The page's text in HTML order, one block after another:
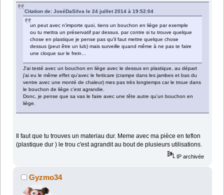
Citation de: JoséDaSilva le 24 juillet 2014 à 19:52:04
un peut avec n'importe quoi, tiens un bouchon en liège par exemple
ou tu mettra un préservatif par dessus. par contre si tu trouve quelque
chose en plastique je pense pas qu'il faut mettre quelque chose
dessus (peut être un lub) mais surveille quand même à ne pas te faire
une cloque sur le frein...
J'ai testé avec un bouchon en liège avec le dessus en plastique, au départ
j'ai eu le même effet qu'avec le ferticare (crampe dans les jambes et bas du
ventre avec une monté de chaleur) mes pas très longtemps car le troue dans
le bouchon de liège c'est agrandie.
Donc, je pense que sa vas le faire avec une tête autre qu'un bouchon en
liège.
Il faut que tu trouves un materiau dur. Meme avec ma pièce en teflon
(plastique dur ) le trou c'est agrandit au bout de plusieurs utilisations.
IP archivée
Gyzmo34